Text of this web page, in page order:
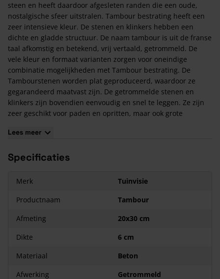
steen en heeft daardoor afgesleten randen die een oude,
nostalgische sfeer uitstralen. Tambour bestrating heeft een
zeer intensieve kleur. De stenen en klinkers hebben een
dichte en gladde structuur. De naam tambour is uit de franse
taal afkomstig en betekend, vrij vertaald, getrommeld. De
vele kleur en formaat varianten zorgen voor oneindige
combinatie mogelijkheden met Tambour bestrating. De
Tambourstenen worden plat geproduceerd, waardoor ze
gegarandeerd maatvast zijn. De getrommelde stenen en
klinkers zijn bovendien eenvoudig en snel te leggen. Ze zijn
zeer geschikt voor paden en opritten, maar ook grote
robuuste bestrating steen.
Extra informatie bij de aanschaf van Tambour
20x30x6 cm
Tambour bestrating in de maat 20x30x6 cm is verpakt in
De kleur van betonproducten zal na verloop van tijd in meer
Betonproducten zijn gevoelig voorkalkuitbloei
Lees meer
Specificaties
Merk
Tuinvisie
Productnaam
Tambour
Afmeting
20x30 cm
Dikte
6 cm
Materiaal
Beton
Afwerking
Getrommeld